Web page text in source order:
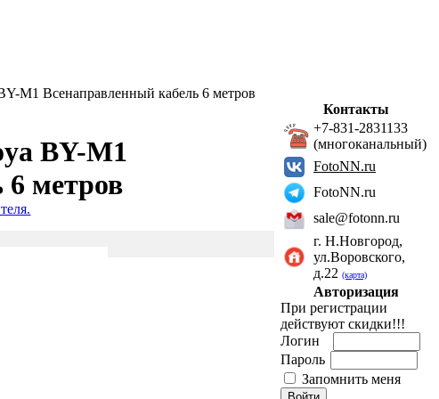
M1 Всенаправленный кабель 6 метров
BY-M1
6 метров
Контакты
+7-831-2831133
(многоканальный)
FotoNN.ru
FotoNN.ru
sale@fotonn.ru
г. Н.Новгород,
ул.Воровского,
д.22 (карта)
Авторизация
При регистрации
действуют скидки!!!
Логин
Пароль
Запомнить меня